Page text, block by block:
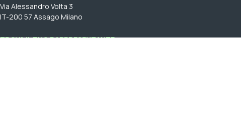
Via Alessandro Volta 3
IT-200 57 Assago Milano
TROVA IL TUO RAPPRESENTANTE